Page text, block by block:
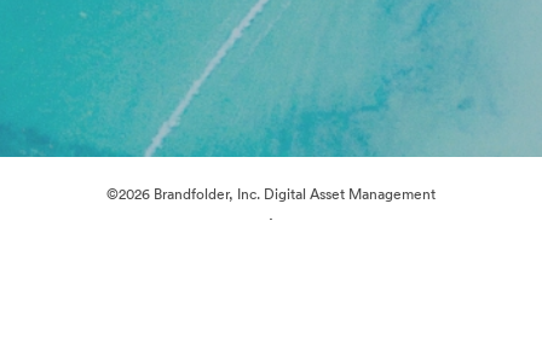
©2026 Brandfolder, Inc. Digital Asset Management
·